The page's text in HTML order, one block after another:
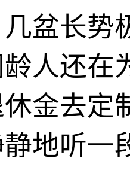
盆长势
人还在
金去定
地听一